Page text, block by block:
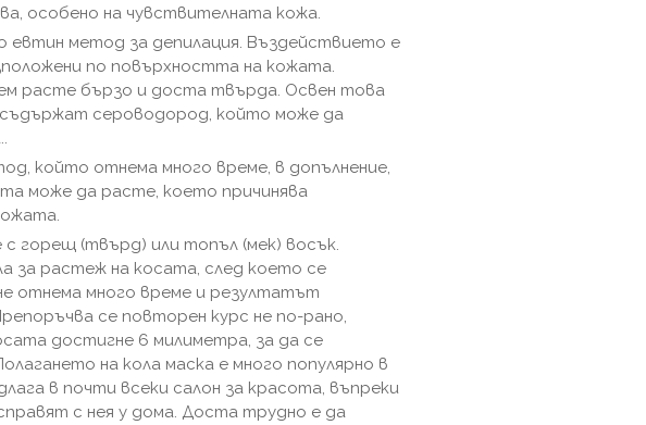
особено на чувствителната кожа.
евтин метод за депилация. Въздействието е
по повърхността на кожата.
расте бързо и доста твърда. Освен това
сероводород, който може да
който отнема много време, в допълнение,
може да расте, което причинява
с горещ (твърд) или топъл (мек) восък.
за растеж на косата, след което се
отнема много време и резултатът
се повторен курс не по-рано,
достигне 6 милиметра, за да се
на кола маска е много популярно в
в почти всеки салон за красота, въпреки
с нея у дома. Доста трудно е да